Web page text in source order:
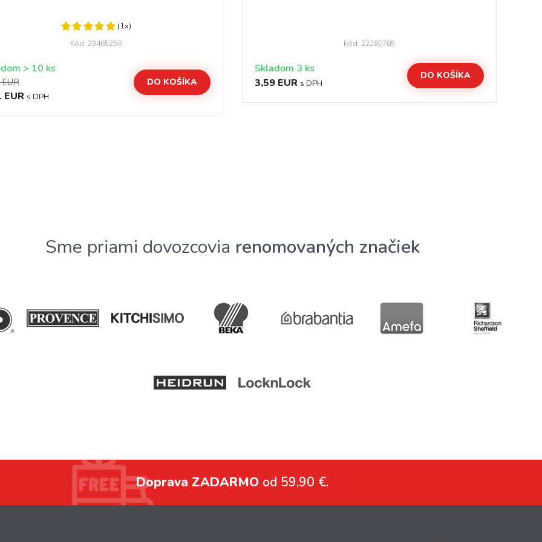
(1x)
Kód: 23465258
Skladom > 10 ks
EUR s DPH
DO KOŠÍKA
Kód: 22280785
Skladom 3 ks
3,59 EUR s DPH
DO KOŠÍKA
Sme priami dovozcovia renomovaných značiek
Doprava ZADARMO od 59,90 €.